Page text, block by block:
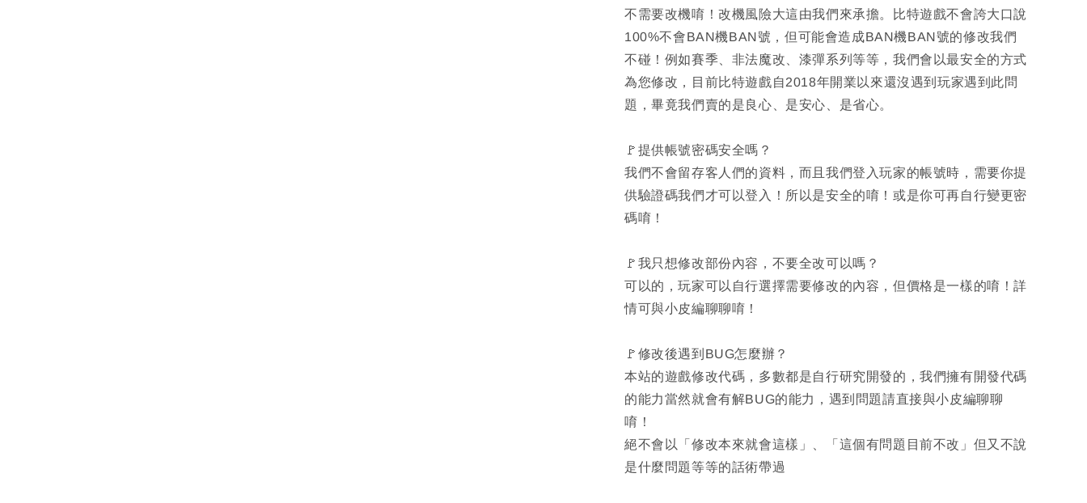
不需要改機唷！改機風險大這由我們來承擔。比特遊戲不會誇大口說
100%不會BAN機BAN號，但可能會造成BAN機BAN號的修改我們
不碰！例如賽季、非法魔改、漆彈系列等等，我們會以最安全的方式
為您修改，目前比特遊戲自2018年開業以來還沒遇到玩家遇到此問
題，畢竟我們賣的是良心、是安心、是省心。
🚩提供帳號密碼安全嗎？
我們不會留存客人們的資料，而且我們登入玩家的帳號時，需要你提
供驗證碼我們才可以登入！所以是安全的唷！或是你可再自行變更密
碼唷！
🚩我只想修改部份內容，不要全改可以嗎？
可以的，玩家可以自行選擇需要修改的內容，但價格是一樣的唷！詳
情可與小皮編聊聊唷！
🚩修改後遇到BUG怎麼辦？
本站的遊戲修改代碼，多數都是自行研究開發的，我們擁有開發代碼
的能力當然就會有解BUG的能力，遇到問題請直接與小皮編聊聊
唷！
絕不會以「修改本來就會這樣」、「這個有問題目前不改」但又不說
是什麼問題等等的話術帶過